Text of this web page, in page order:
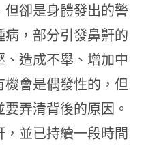
卻是身體發出的警
，部分引發鼻鼾的
造成不舉、增加中
會是偶發性的，但
弄清背後的原因。
並已持續一段時間